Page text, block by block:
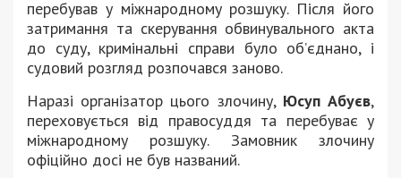
перебував у міжнародному розшуку. Після його
затримання та скерування обвинувального акта
до суду, кримінальні справи було об’єднано, і
судовий розгляд розпочався заново.
Наразі організатор цього злочину, Юсуп Абуєв,
переховується від правосуддя та перебуває у
міжнародному розшуку. Замовник злочину
офіційно досі не був названий.